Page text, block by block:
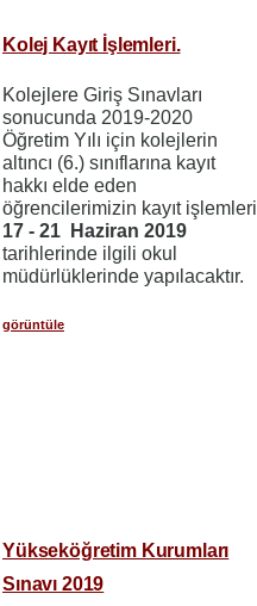
Kolej Kayıt İşlemleri.
Kolejlere Giriş Sınavları
sonucunda 2019-2020
Öğretim Yılı için kolejlerin
altıncı (6.) sınıflarına kayıt
hakkı elde eden
öğrencilerimizin kayıt işlemleri
17 - 21 Haziran 2019
tarihlerinde ilgili okul
müdürlüklerinde yapılacaktır.
görüntüle
Yükseköğretim Kurumları
Sınavı 2019